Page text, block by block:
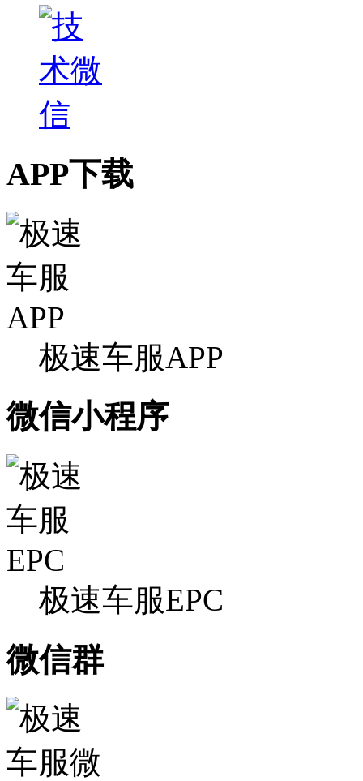
APP下载
极速车服APP
微信小程序
极速车服EPC
微信群